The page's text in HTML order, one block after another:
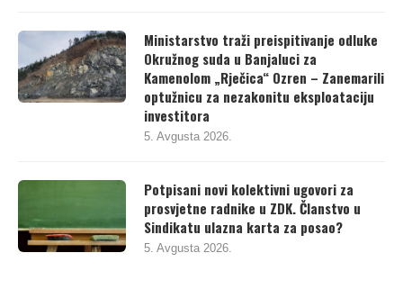
Ministarstvo traži preispitivanje odluke
Okružnog suda u Banjaluci za
Kamenolom „Rječica“ Ozren – Zanemarili
optužnicu za nezakonitu eksploataciju
investitora
Potpisani novi kolektivni ugovori za
prosvjetne radnike u ZDK. Članstvo u
Sindikatu ulazna karta za posao?